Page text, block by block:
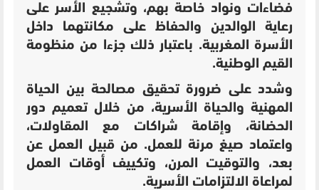
فضاءات ونواد خاصة بهم، وتشجيع الأسر على
رعاية الوالدين والحفاظ على مكانتهما داخل
الأسرة المغربية. باعتبار ذلك جزءا من منظومة
القيم الوطنية.
وشدد على ضرورة تحقيق مصالحة بين الحياة
المهنية والحياة الأسرية، من خلال تعميم دور
الحضانة، وإقامة شراكات مع المقاولات،
واعتماد صيغ مرنة للعمل. من قبيل العمل عن
بعد، والتوقيت المرن، وتكييف أوقات العمل
لمراعاة الالتزامات الأسرية.